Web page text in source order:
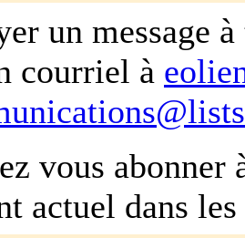
un message
courriel à
vous
actuel dans